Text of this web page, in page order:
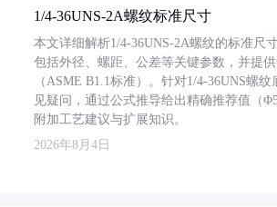
1/4-36UNS-2A螺纹标准尺寸
本文详细解析1/4-36UNS-2A螺纹的标准尺
包括外径、螺距、公差等关键参数，并提
（ASME B1.1标准）。针对1/4-36UNS螺纹
见疑问，通过公式推导给出精确推荐值（
附加工艺建议与扩展知识。
2026年8月4日